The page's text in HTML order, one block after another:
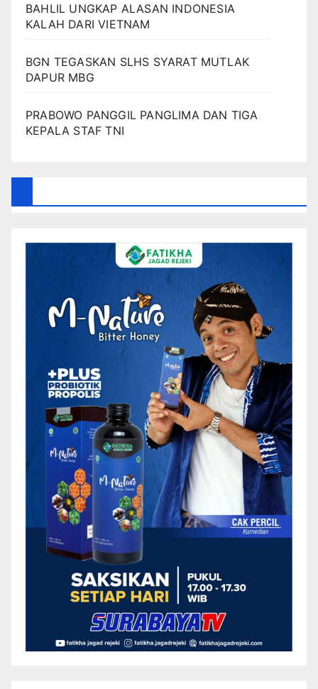
BAHLIL UNGKAP ALASAN INDONESIA
KALAH DARI VIETNAM
BGN TEGASKAN SLHS SYARAT MUTLAK
DAPUR MBG
PRABOWO PANGGIL PANGLIMA DAN TIGA
KEPALA STAF TNI